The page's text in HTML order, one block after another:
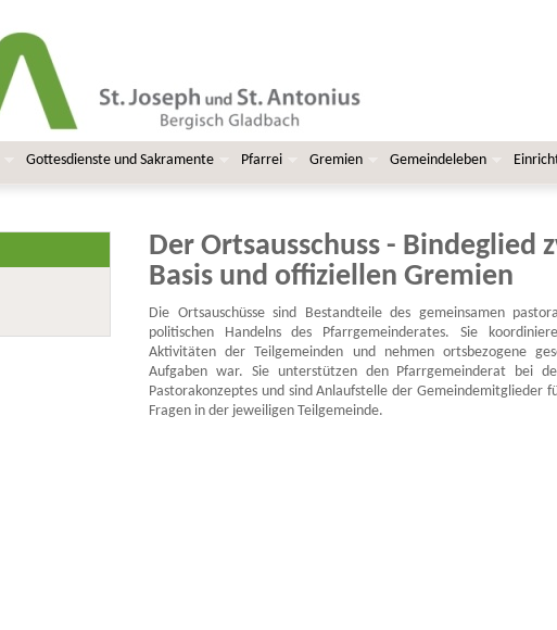
Gottesdienste und Sakramente Pfarrei Gremien Gemeindeleben
Der Ortsausschuss - Bindeglied
Basis und offiziellen Gremien
Die Ortsauschüsse sind Bestandteile des gemeinsamen
politischen Handelns des Pfarrgemeinderates. Sie
Aktivitäten der Teilgemeinden und nehmen ortsbezogene
Aufgaben war. Sie unterstützen den Pfarrgemeinderat bei
Pastorakonzeptes und sind Anlaufstelle der Gemeindemitglieder
Fragen in der jeweiligen Teilgemeinde.